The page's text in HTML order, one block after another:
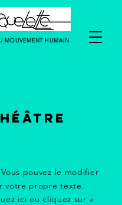
MOUVEMENT HUMAIN
pouvez le modifier
votre propre texte.
ici ou cliquez sur «